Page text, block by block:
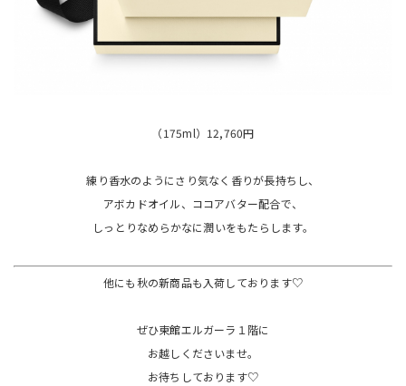
（175ml）12,760円
練り香水のようにさり気なく香りが長持ちし、
アボカドオイル、ココアバター配合で、
しっとりなめらかなに潤いをもたらします。
他にも秋の新商品も入荷しております♡
ぜひ東館エルガーラ１階に
お越しくださいませ。
お待ちしております♡